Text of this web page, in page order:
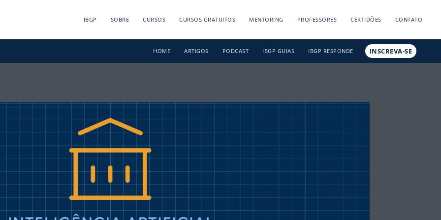
IBGP SOBRE CURSOS CURSOS GRATUITOS MENTORING PROFESSORES CERTIDÕES CONTATO
HOME ARTIGOS PODCAST IBGP GUIAS IBGP RESPONDE INSCREVA-SE